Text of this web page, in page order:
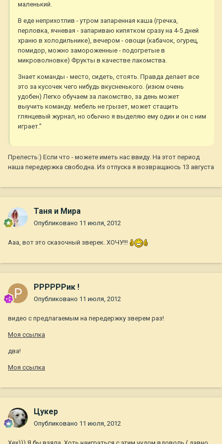
маленький.
В еде неприхотлив - утром запаренная каша (гречка,
перловка, ячневая - запариваю кипятком сразу на 4-5 дней
храню в холодильнике), вечером - овощи (кабачок, огурец,
помидор, можно замороженные - подогретые в
микроволновке) Фрукты в качестве лакомства.
Знает команды - место, сидеть, стоять. Правда делает все
это за кусочек чего нибудь вкусненького. (изюм очень
удобен) Легко обучаем за лакомство, за день может
выучить команду. мебель не грызет, может стащить
глянцевый журнал, но обычно я выделяю ему один и он с ним
играет."
Прелесть:) Если что - можете иметь нас ввиду. На этот период
наша передержка свободна. Из отпуска я возвращаюсь 13 августа
Таня и Мира
Опубликовано 11 июля, 2012
Ааа, вот это сказочный зверек. ХОЧУ!!!
РРРРРРик !
Опубликовано 11 июля, 2012
видео с предлагаемым на передержку зверем раз!
Моя ссылка
два!
Моя ссылка
Цукер
Опубликовано 11 июля, 2012